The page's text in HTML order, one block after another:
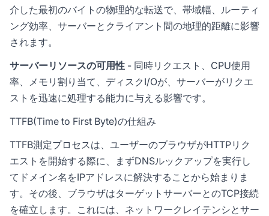
介した最初のバイトの物理的な転送で、帯域幅、ルーティ
ング効率、サーバーとクライアント間の地理的距離に影響
されます。
サーバーリソースの可用性 - 同時リクエスト、CPU使用
率、メモリ割り当て、ディスクI/Oが、サーバーがリクエ
ストを迅速に処理する能力に与える影響です。
TTFB(Time to First Byte)の仕組み
TTFB測定プロセスは、ユーザーのブラウザがHTTPリク
エストを開始する際に、まずDNSルックアップを実行し
てドメイン名をIPアドレスに解決することから始まりま
す。その後、ブラウザはターゲットサーバーとのTCP接続
を確立します。これには、ネットワークレイテンシとサー